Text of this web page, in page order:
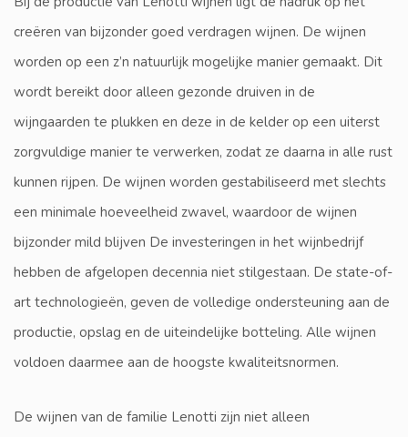
creëren van bijzonder goed verdragen wijnen. De wijnen
worden op een z’n natuurlijk mogelijke manier gemaakt. Dit
wordt bereikt door alleen gezonde druiven in de
wijngaarden te plukken en deze in de kelder op een uiterst
zorgvuldige manier te verwerken, zodat ze daarna in alle rust
kunnen rijpen. De wijnen worden gestabiliseerd met slechts
een minimale hoeveelheid zwavel, waardoor de wijnen
bijzonder mild blijven De investeringen in het wijnbedrijf
hebben de afgelopen decennia niet stilgestaan. De state-of-
art technologieën, geven de volledige ondersteuning aan de
productie, opslag en de uiteindelijke botteling. Alle wijnen
voldoen daarmee aan de hoogste kwaliteitsnormen.
De wijnen van de familie Lenotti zijn niet alleen